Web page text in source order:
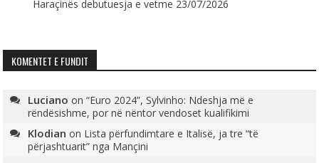
Haraçinës debutuesja e vetme 23/07/2026
KOMENTET E FUNDIT
Luciano on“Euro 2024”, Sylvinho: Ndeshja më e
rëndësishme, por në nëntor vendoset kualifikimi
Klodian on Lista përfundimtare e Italisë, ja tre “të
përjashtuarit” nga Mançini